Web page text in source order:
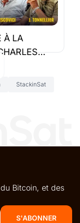
À LA
StackinSat
Bitcoin, et des
S'ABONNER